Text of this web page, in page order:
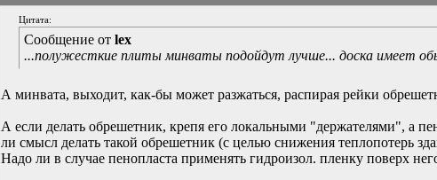
Цитата:
Сообщение отlex
...полужесткие плиты минваты подойдут лучше... доска имеет
А минвата, выходит, как-бы может разжаться, распирая рейки
А если делать обрешетник, крепя его локальными "держателями", а
ли смысл делать такой обрешетник (с целью снижения теплопотерь
Надо ли в случае пенопласта применять гидроизол. пленку поверх